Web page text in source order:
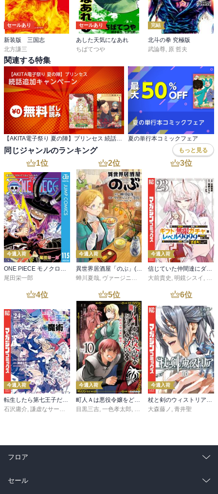
セールあり
新装版 三国志
北方謙三
セールあり
あした天気になあれ
ちばてつや
完結
北斗の拳 究極版
武論尊, 原 哲夫
関連する特集
【AKITA電子祭り 夏の陣】プリンセス 続話追加キャンペーン 夏の単行本コミックフェア
同じジャンルのランキング もっと見る
1位
今週入荷
尾田栄一郎
2位
今週入荷
蝉川夏哉 ヴァージニア二等兵 ,転
3位
今週入荷
大前貴史 明鏡シスイ
4位
今週入荷
転生したら第七王子だったので、気ままに魔術を極めます（２４）
石沢庸介, 謙虚なサークル メル。
5位
今週入荷
町人Ａは悪役令嬢をどうしても救いたい ～どぶと空と氷の姫君～１０【電子書店共通特典イラスト付】
目黒三吉, 一色孝太郎, Parum
6位
今週入荷
杖と剣のウィストリア（１６）
大森藤ノ , 青井聖
フロア
総合
セール